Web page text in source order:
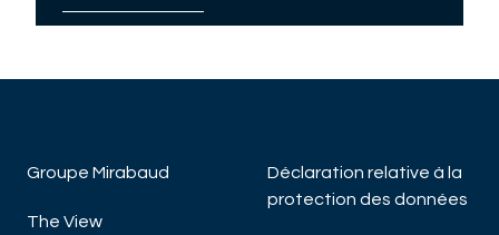
Groupe Mirabaud
The View
Déclaration relative à la
protection des données